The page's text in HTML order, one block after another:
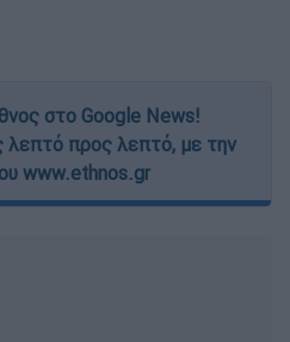
στο Google News!
λεπτό προς λεπτό, με την
www.ethnos.gr